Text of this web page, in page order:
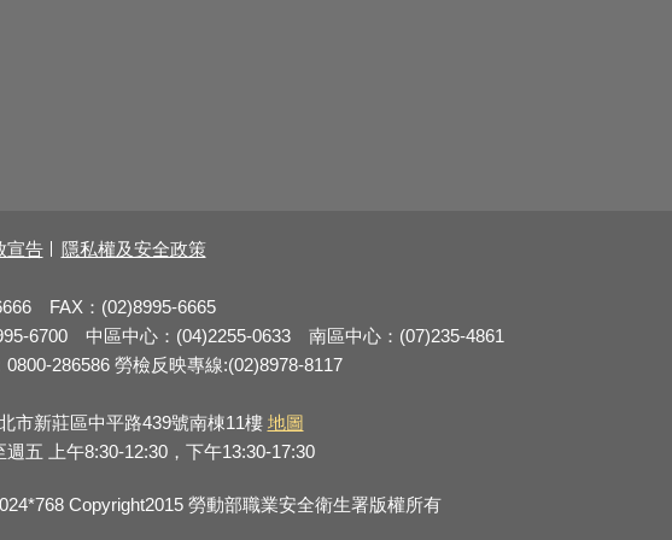
宣告 隱私權及安全政策
FAX：(02)8995-6665
6700 中區中心：(04)2255-0633 南區中心：(07)235-4861
286586 勞檢反映專線:(02)8978-8117
市新莊區中平路439號南棟11樓 地圖
週五 上午8:30-12:30，下午13:30-17:30
Copyright2015 勞動部職業安全衛生署版權所有